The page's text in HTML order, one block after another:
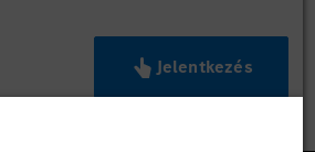
Jelentkezés